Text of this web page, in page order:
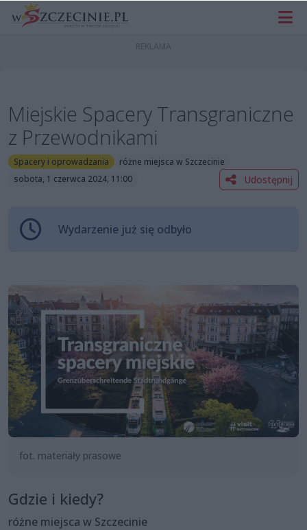
Miejskie Spacery Transgraniczne
z Przewodnikami
Spacery i oprowadzania
różne miejsca w Szczecinie
sobota, 1 czerwca 2024, 11:00
Udostępnij
Wydarzenie już się odbyło
fot. materiały prasowe
Gdzie i kiedy?
różne miejsca w Szczecinie